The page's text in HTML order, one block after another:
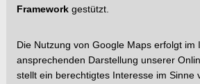
Frameworkgestützt.
Die Nutzung von Google Maps erfolgt im
ansprechenden Darstellung unserer
stellt ein berechtigtes Interesse im Sinne